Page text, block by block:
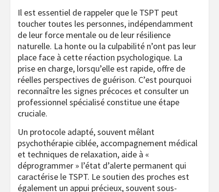
Il est essentiel de rappeler que le TSPT peut
toucher toutes les personnes, indépendamment
de leur force mentale ou de leur résilience
naturelle. La honte ou la culpabilité n’ont pas leur
place face à cette réaction psychologique. La
prise en charge, lorsqu’elle est rapide, offre de
réelles perspectives de guérison. C’est pourquoi
reconnaître les signes précoces et consulter un
professionnel spécialisé constitue une étape
cruciale.
Un protocole adapté, souvent mêlant
psychothérapie ciblée, accompagnement médical
et techniques de relaxation, aide à «
déprogrammer » l’état d’alerte permanent qui
caractérise le TSPT. Le soutien des proches est
également un appui précieux, souvent sous-